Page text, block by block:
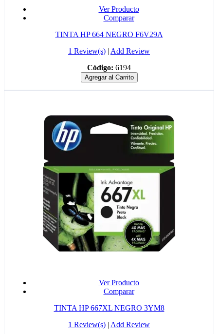
Ver Producto
Comparar
TINTA HP 664 NEGRO F6V29A
1 Review(s) | Add Review
Código: 6194
Agregar al Carrito
Ver Producto
Comparar
TINTA HP 667XL NEGRO 3YM8
1 Review(s) | Add Review